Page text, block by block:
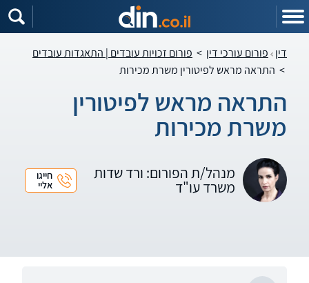
דין פורום עורכי דין > פורום זכויות עובדים | התאגדות עובדים
> התראה מראש לפיטורין משרת מכירות
התראה מראש לפיטורין
משרת מכירות
מנהל/ת הפורום: ורד שדות
משרד עו"ד
חייגו
אליי